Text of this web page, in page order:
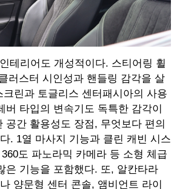
테리어도 개성적이다. 스티어링 휠
러스터 시인성과 핸들링 감각을 살
크린과 토글리스 센터패시아의 사용
버 타입의 변속기도 독특한 감각이
공간 활용성도 장점, 무엇보다 편의
. 1열 마사지 기능과 클린 캐빈 시스
도 파노라믹 카메라 등 소형 체급
은 기능을 포함했다. 또, 알칸타라
양문형 센터 콘솔, 앰비언트 라이